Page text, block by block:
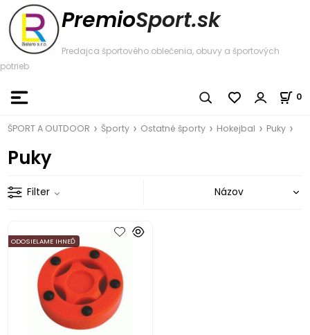
PremioSport.sk
Predajca športového oblečenia, obuvy a športových
potrieb
0
ŠPORT A OUTDOOR Športy Ostatné športy Hokejbal Puky
Puky
Filter
ODOSIELAME IHNEĎ